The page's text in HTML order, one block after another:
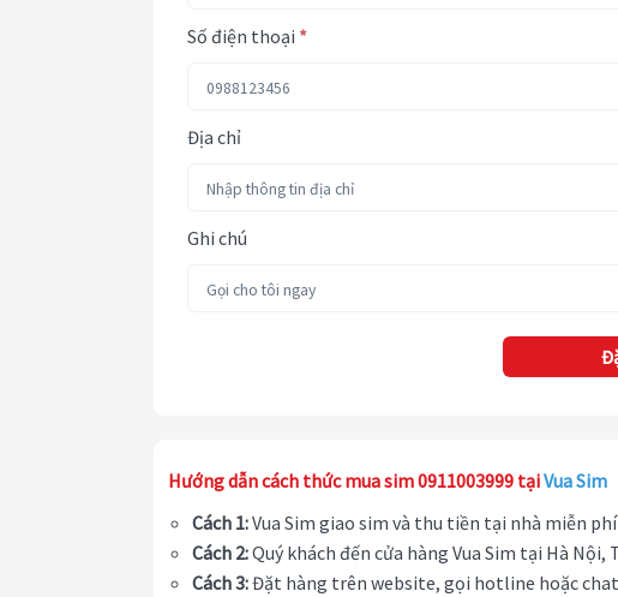
Số điện thoại *
Địa chỉ
Ghi chú
Hướng dẫn cách thức mua sim 0911003999 tạiVua Sim
Cách 1:Vua Sim giao sim và thu tiền tại nhà miễn
Cách 2:Quý khách đến cửa hàng Vua Sim tại Hà
Cách 3:Đặt hàng trên website, gọi hotline hoặc